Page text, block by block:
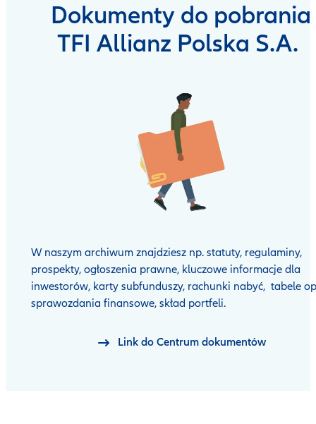
Dokumenty do pobrania
TFI Allianz Polska S.A.
W naszym archiwum znajdziesz np. statuty, regulaminy,
prospekty, ogłoszenia prawne, kluczowe informacje dla
inwestorów, karty subfunduszy, rachunki nabyć, tabele
sprawozdania finansowe, skład portfeli.
Link do Centrum dokumentów